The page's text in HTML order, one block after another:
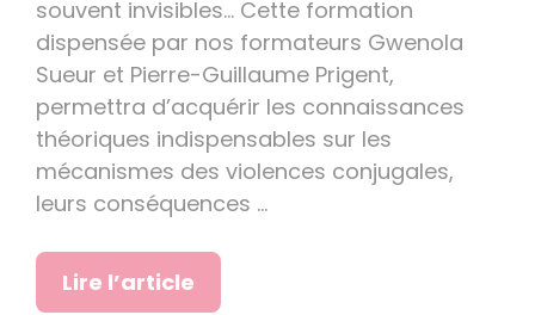
souvent invisibles… Cette formation
dispensée par nos formateurs Gwenola
Sueur et Pierre-Guillaume Prigent,
permettra d’acquérir les connaissances
théoriques indispensables sur les
mécanismes des violences conjugales,
leurs conséquences …
Lire l’article